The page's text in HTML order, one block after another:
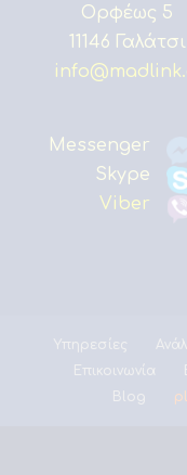
Ορφέως 5
11146 Γαλάτσι
Messenger
Skype
Viber
Υπηρεσίες
Επικοινωνία
Blog